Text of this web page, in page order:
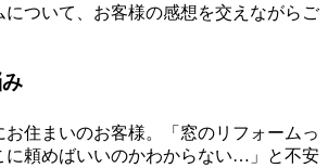
について、お客様の感想を交えながらご
お住まいのお客様。「窓のリフォームっ
に頼めばいいのかわからない…」と不安